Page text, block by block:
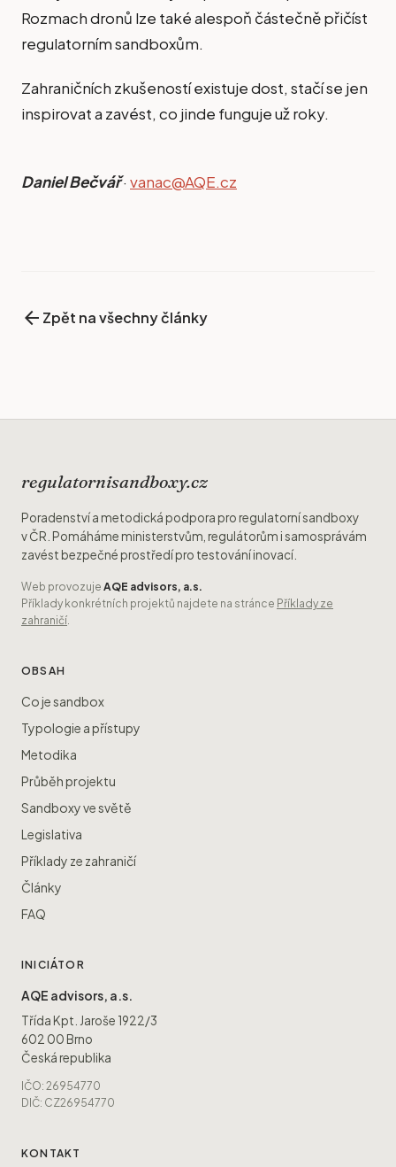
Rozmach dronů lze také alespoň částečně přičíst
regulatorním sandboxům.
Zahraničních zkušeností existuje dost, stačí se jen
inspirovat a zavést, co jinde funguje už roky.
Daniel Bečvář· vanac@AQE.cz
arrow_back Zpět na všechny články
regulatornisandboxy.cz
Poradenství a metodická podpora pro regulatorní sandboxy
v ČR. Pomáháme ministerstvům, regulátorům i samosprávám
zavést bezpečné prostředí pro testování inovací.
Web provozuje AQE advisors, a.s.
Příklady konkrétních projektů najdete na stránce Příklady ze
zahraničí
OBSAH
Co je sandbox
Typologie a přístupy
Metodika
Průběh projektu
Sandboxy ve světě
Legislativa
Příklady ze zahraničí
Články
FAQ
INICIÁTOR
AQE advisors, a.s.
Třída Kpt. Jaroše 1922/3
602 00 Brno
Česká republika
IČO: 26954770
DIČ: CZ26954770
KONTAKT